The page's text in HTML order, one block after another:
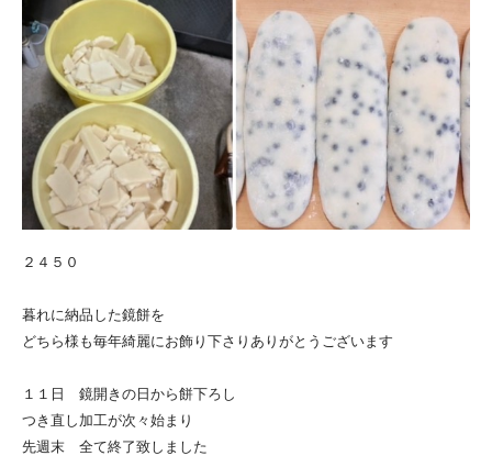
２４５０
暮れに納品した鏡餅を
どちら様も毎年綺麗にお飾り下さりありがとうございます
１１日 鏡開きの日から餅下ろし
つき直し加工が次々始まり
先週末 全て終了致しました